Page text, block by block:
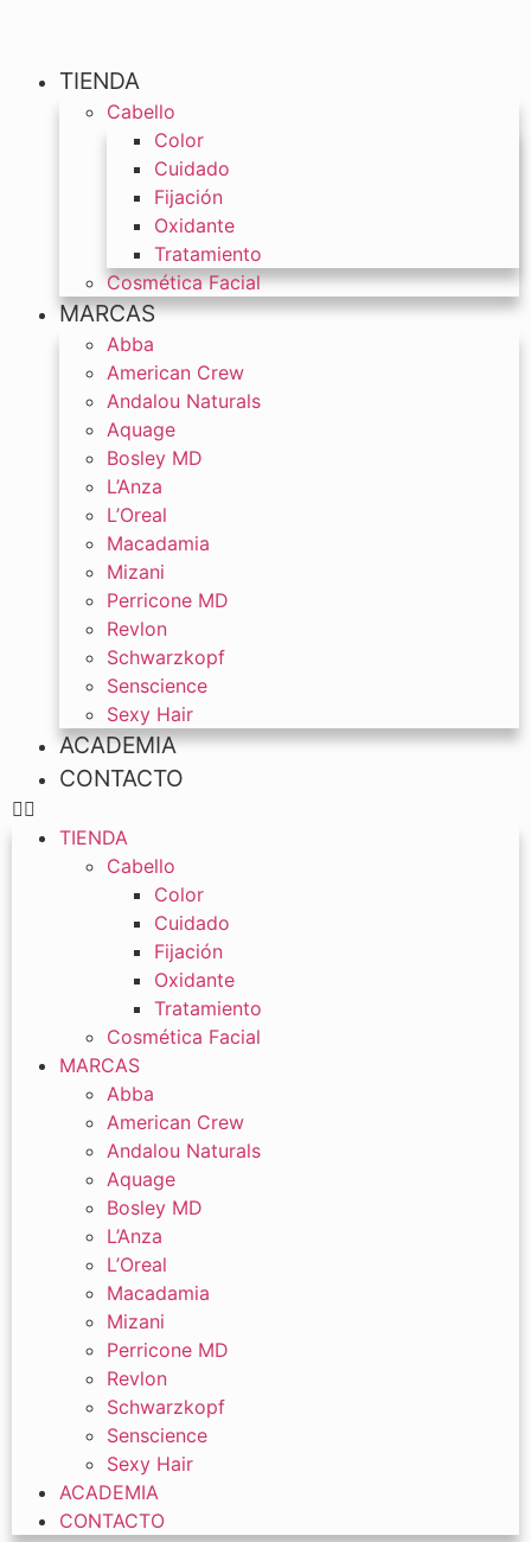
TIENDA
Cabello
Color
Cuidado
Fijación
Oxidante
Tratamiento
Cosmética Facial
MARCAS
Abba
American Crew
Andalou Naturals
Aquage
Bosley MD
L’Anza
L’Oreal
Macadamia
Mizani
Perricone MD
Revlon
Schwarzkopf
Senscience
Sexy Hair
ACADEMIA
CONTACTO
TIENDA
Cabello
Color
Cuidado
Fijación
Oxidante
Tratamiento
Cosmética Facial
MARCAS
Abba
American Crew
Andalou Naturals
Aquage
Bosley MD
L’Anza
L’Oreal
Macadamia
Mizani
Perricone MD
Revlon
Schwarzkopf
Senscience
Sexy Hair
ACADEMIA
CONTACTO